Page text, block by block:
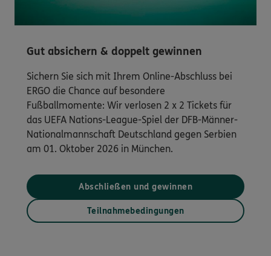
Gut absichern & doppelt gewinnen
Sichern Sie sich mit Ihrem Online-Abschluss bei
ERGO die Chance auf besondere
Fußballmomente: Wir verlosen 2 x 2 Tickets für
das UEFA Nations-League-Spiel der DFB-Männer-
Nationalmannschaft Deutschland gegen Serbien
am 01. Oktober 2026 in München.
Abschließen und gewinnen
Teilnahmebedingungen